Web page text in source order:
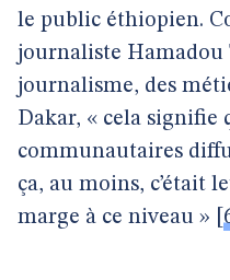
le public éthiopien.
journaliste Hamadou
journalisme, des
Dakar, « cela signifie
communautaires
ça, au moins, c’était
marge à ce niveau »